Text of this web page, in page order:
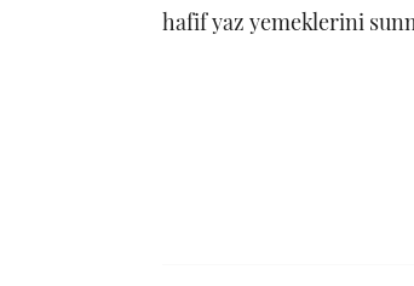
hafif yaz yemeklerini